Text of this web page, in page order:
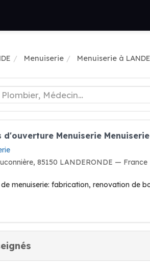
Menuiserie Menuiserie à
d'ouverture Menuiserie
85150 LANDERONDE — France
menuiserie: fabrication, renovation de